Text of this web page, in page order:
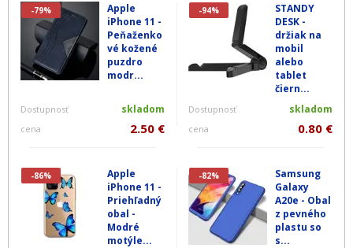
-79%
Apple
iPhone 11 -
Peňaženko
vé kožené
puzdro
modr...
Dostupnosť skladom
cena 2.50 €
-94%
STANDY
DESK -
držiak na
mobil
alebo
tablet
čiern...
Dostupnosť skladom
cena 0.80 €
-86%
Apple
iPhone 11 -
Priehľadný
obal -
Modré
motýle...
-82%
Samsung
Galaxy
A20e - Obal
z pevného
plastu so
s...